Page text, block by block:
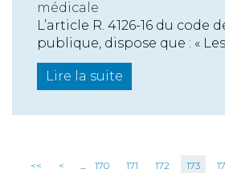
médicale
L’article R. 4126-16 du code
publique, dispose que : «
Lire la suite
<< < ... 170 171 172 173